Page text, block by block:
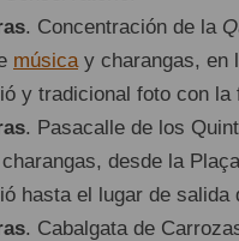
. Concentración de la
música y charangas, en
y tradicional foto con la
. Pasacalle de los
desde la
hasta el lugar de salida
. Cabalgata de